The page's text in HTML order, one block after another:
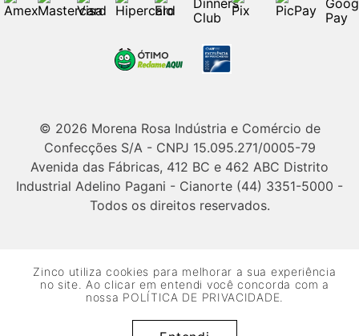
Zinco utiliza cookies para melhorar a sua experiência
no site. Ao clicar em entendi você concorda com a
nossa POLÍTICA DE PRIVACIDADE
© 2026 Morena Rosa Indústria e Comércio de
Confecções S/A - CNPJ 15.095.271/0005-79
Avenida das Fábricas, 412 BC e 462 ABC Distrito
Industrial Adelino Pagani - Cianorte (44) 3351-5000 -
Todos os direitos reservados.
Powered by Grupo Morena Rosa: Morena Rosa, Iódice, Maria Valentina,
Zinco e Lebôh - Todos os direitos reservados.